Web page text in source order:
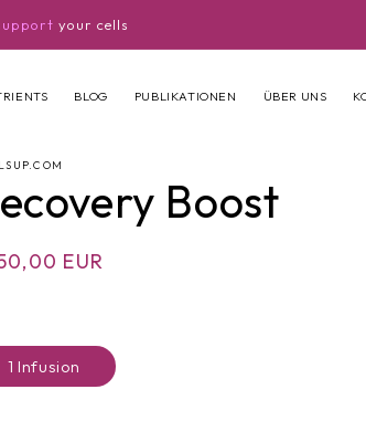
your cells
BLOG PUBLIKATIONEN ÜBER UNS
Boost
EUR
1 Infusion